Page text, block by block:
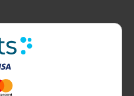
dB (1m). Uppfattningen av
brus.